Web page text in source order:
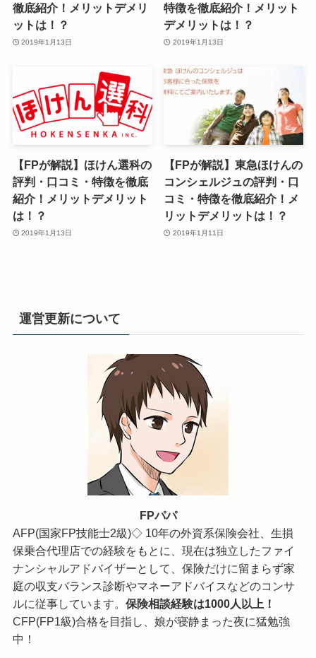
徹底紹介！メリットデメリ
ットは！？
2019年1月13日
特徴を徹底紹介！メリット
デメリットは！？
2019年1月13日
【FPが解説】ほけん選科の
評判・口コミ・特徴を徹底
紹介！メリットデメリット
は！？
2019年1月13日
【FPが解説】東急ほけんの
コンシェルジュの評判・口
コミ・特徴を徹底紹介！メ
リットデメリットは！？
2019年1月11日
運営更新について
FPパパ
AFP(国家FP技能士2級)◇ 10年の外資系保険会社、生損
保乗合代理店での経験をもとに、現在は独立したファイ
ナンシャルアドバイザーとして、保険だけに留まらず家
庭の収支バランス診断やマネーアドバイスなどのコンサ
ルに従事しています。 保険相談経験は1000人以上！
CFP(FP1級)合格を目指し、娘が寝静まった夜に猛勉強
中！